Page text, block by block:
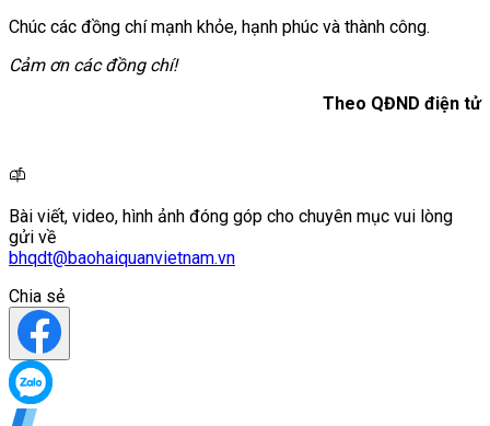
Chúc các đồng chí mạnh khỏe, hạnh phúc và thành công.
Cảm ơn các đồng chí!
Theo QĐND điện tử
Bài viết, video, hình ảnh đóng góp cho chuyên mục vui lòng
gửi về
bhqdt@baohaiquanvietnam.vn
Chia sẻ